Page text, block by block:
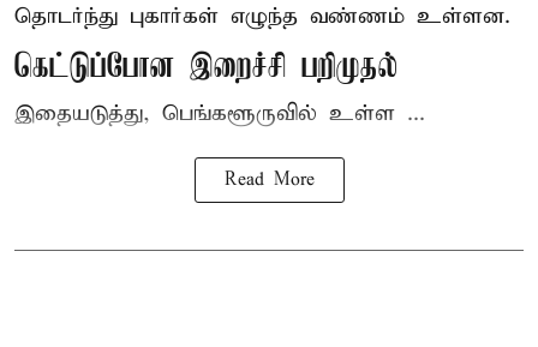
தொடர்ந்து புகார்கள் எழுந்த வண்ணம் உள்ளன.
கெட்டுப்போன இறைச்சி பறிமுதல்
இதையடுத்து, பெங்களூருவில் உள்ள ...
Read More